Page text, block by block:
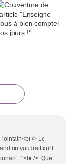
lointain<br /> Le
on voudrait qu'il
/> Que